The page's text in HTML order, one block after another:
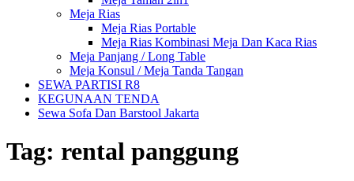
Meja Rias
Meja Rias Portable
Meja Rias Kombinasi Meja Dan Kaca Rias
Meja Panjang / Long Table
Meja Konsul / Meja Tanda Tangan
SEWA PARTISI R8
KEGUNAAN TENDA
Sewa Sofa Dan Barstool Jakarta
Tag: rental panggung